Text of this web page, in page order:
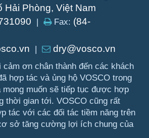
Hải Phòng, Việt Nam
| Fax: (84-
| dry@vosco.vn
ơn chân thành đến các khách
hợp tác và ủng hộ VOSCO trong
mong muốn sẽ tiếp tục được hợp
thời gian tới. VOSCO cũng rất
tác với các đối tác tiềm năng trên
sở tăng cường lợi ích chung của